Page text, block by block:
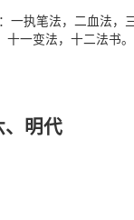
执笔法，二血法，
一变法，十二法书
、明代